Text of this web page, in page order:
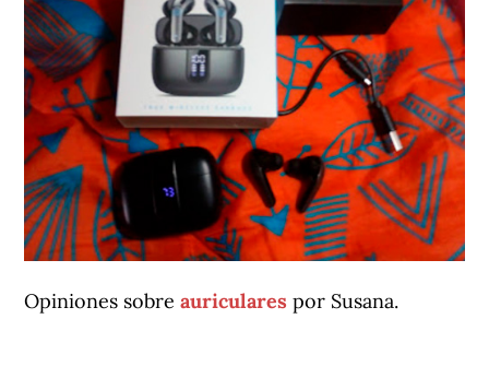
Opiniones sobreauriculares por Susana.